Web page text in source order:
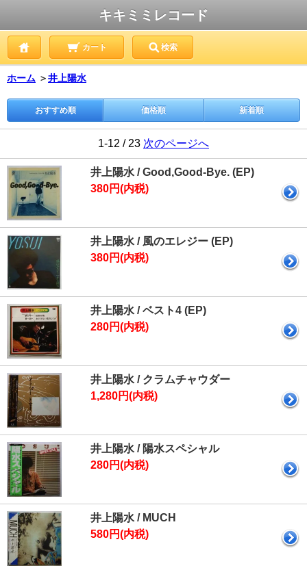
キキミミレコード
カート 検索
ホーム ＞井上陽水
おすすめ順 価格順 新着順
1-12 / 23 次のページへ
井上陽水 / Good,Good-Bye. (EP)
380円(内税)
井上陽水 / 風のエレジー (EP)
380円(内税)
井上陽水 / ベスト4 (EP)
280円(内税)
井上陽水 / クラムチャウダー
1,280円(内税)
井上陽水 / 陽水スペシャル
280円(内税)
井上陽水 / MUCH
580円(内税)